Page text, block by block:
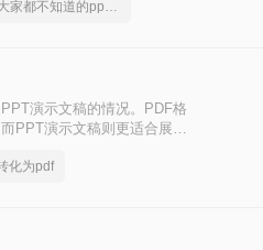
分享一个大家都不知道的ppt文档转pdf文件方法
演示文稿的情况。PDF格
PPT演示文稿则更适合展示
化为pdf